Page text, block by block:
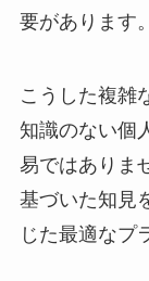
要があります。
こうした複雑
知識のない個
易ではありま
基づいた知見
じた最適なプ